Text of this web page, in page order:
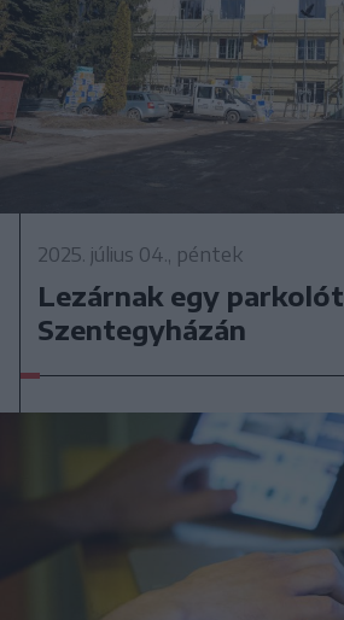
2025. július 04., péntek
Lezárnak egy parkolót
Szentegyházán